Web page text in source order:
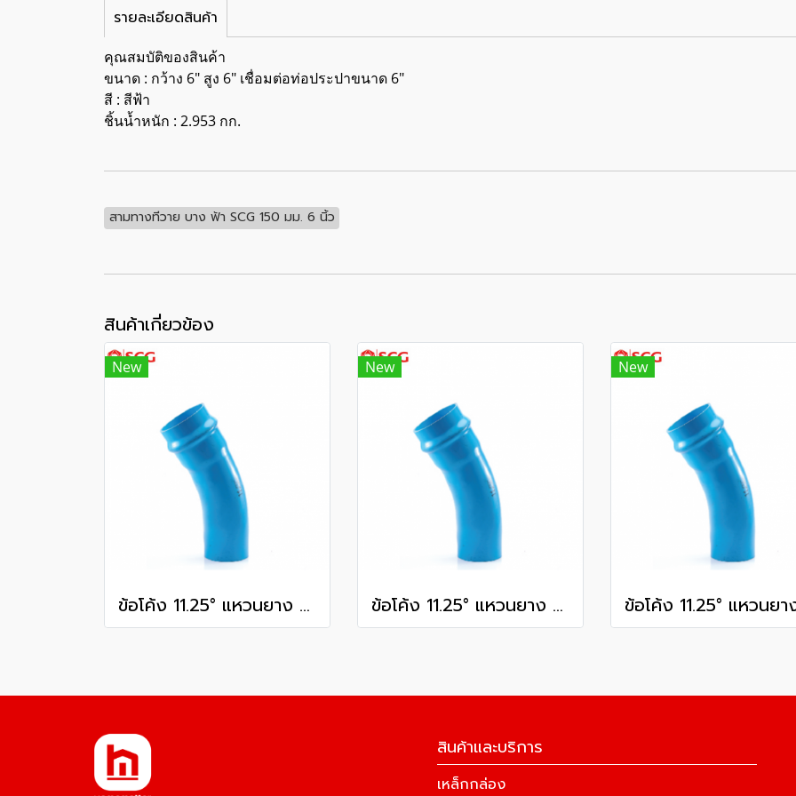
รายละเอียดสินค้า
คุณสมบัติของสินค้า
ขนาด : กว้าง 6" สูง 6" เชื่อมต่อท่อประปาขนาด 6"
สี : สีฟ้า
ชิ้นน้ำหนัก : 2.953 กก.
สามทางทีวาย บาง ฟ้า SCG 150 มม. 6 นิ้ว
สินค้าเกี่ยวข้อง
New
ข้อโค้ง 11.25° แหวนยาง ES1 SCG ขนาด 350 มม. (14 นิ้ว ) ชั้น 13.5
New
ข้อโค้ง 11.25° แหวนยาง ES1 SCG ขนาด 250 มม. (10 นิ้ว ) ชั้น 13.5
New
สินค้าและบริการ
เหล็กกล่อง